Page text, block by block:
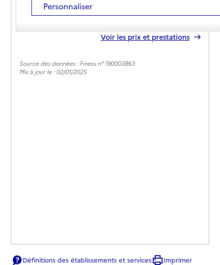
05 55 46 54 19
Voir les prix et prestations
Source des données : Finess n° 190003863
Mis à jour le : 02/01/2025
Définitions des établissements et services
Imprimer
Personnaliser